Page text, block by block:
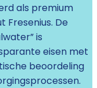
als premium
Fresenius. De
is
eisen met
beoordeling